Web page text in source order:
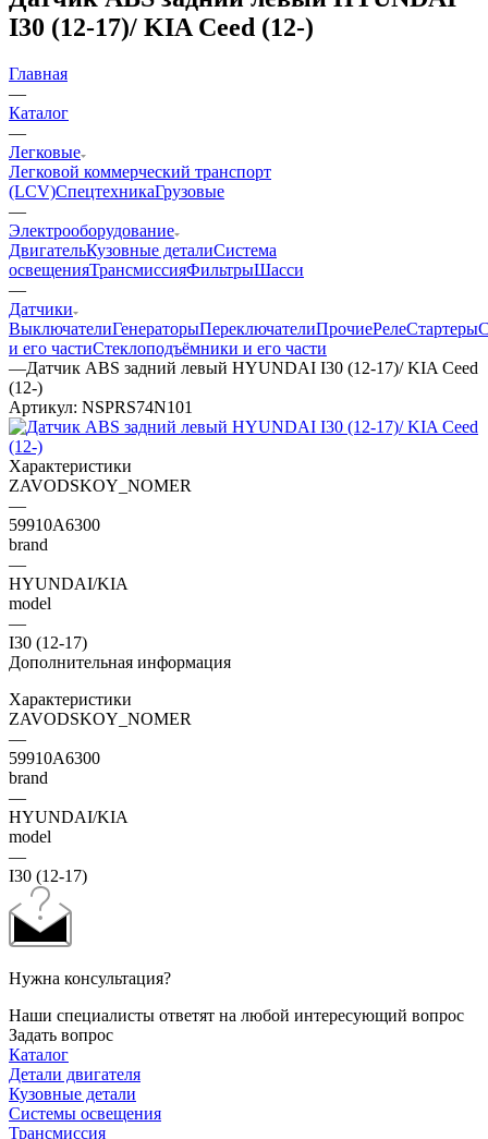
I30 (12-17)/ KIA Ceed (12-)
Главная
—
Каталог
—
Легковые
Легковой коммерческий транспорт
(LCV)СпецтехникаГрузовые
—
Электрооборудование
ДвигательКузовные деталиСистема
освещенияТрансмиссияФильтрыШасси
—
Датчики
ВыключателиГенераторыПереключателиПрочиеРелеСтартеры
и его частиСтеклоподъёмники и его части
—Датчик ABS задний левый HYUNDAI I30 (12-17)/ KIA Ceed
(12-)
Артикул: NSPRS74N101
Характеристики
ZAVODSKOY_NOMER
—
59910A6300
brand
—
HYUNDAI/KIA
model
—
I30 (12-17)
Дополнительная информация
Характеристики
ZAVODSKOY_NOMER
—
59910A6300
brand
—
HYUNDAI/KIA
model
—
I30 (12-17)
Нужна консультация?
Наши специалисты ответят на любой интересующий вопрос
Задать вопрос
Каталог
Детали двигателя
Кузовные детали
Системы освещения
Трансмиссия